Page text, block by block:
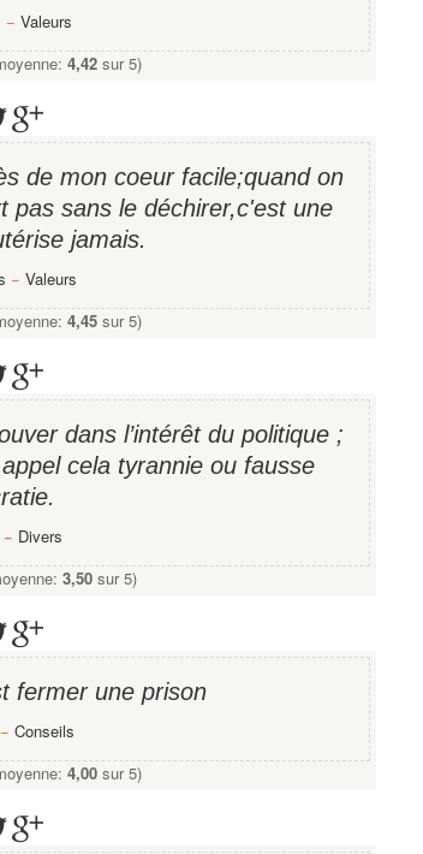
− Valeurs
4,42sur 5)
de mon coeur facile;quand on
pas sans le déchirer,c'est une
jamais.
− Valeurs
4,45sur 5)
dans l’intérêt du politique ;
cela tyrannie ou fausse
− Divers
3,50 sur 5)
fermer une prison
Conseils
4,00sur 5)